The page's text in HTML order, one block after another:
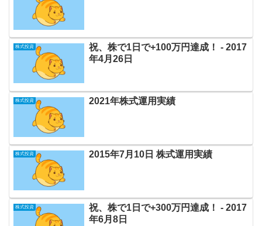
株式投資
祝、株で1日で+100万円達成！ ‐ 2017
年4月26日
株式投資 2021年株式運用実績
株式投資 2015年7月10日 株式運用実績
株式投資
祝、株で1日で+300万円達成！ ‐ 2017
年6月8日